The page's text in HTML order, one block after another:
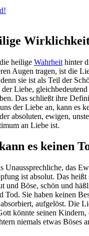
heilige Wahrheit hinter
Augen tragen, ist die
sie ist als Teil der
Liebe,
Das schließt ihre
der Liebe an, kann es
absoluten, ewigen,
an Liebe ist.
es keinen
Unaussprechliche, das
ist absolut. Das heißt
und Böse, schön und
Tod. Sie haben keinen
aufgelöst. Die
könnte seinen
niemals etwas Böses